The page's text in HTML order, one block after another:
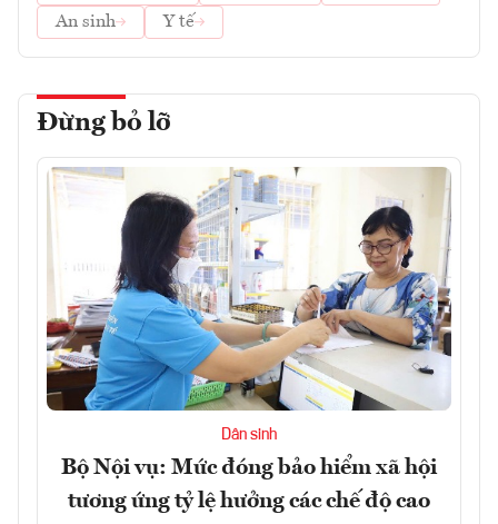
An sinh
Y tế
Đừng bỏ lỡ
Dân sinh
Bộ Nội vụ: Mức đóng bảo hiểm xã hội
tương ứng tỷ lệ hưởng các chế độ cao